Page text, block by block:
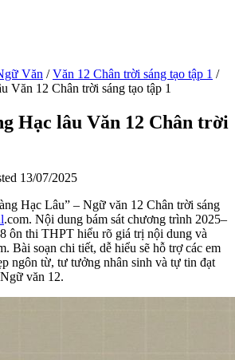
Văn / Văn 12 Chân trời sáng tạo tập 1 /
Văn 12 Chân trời sáng tạo tập 1
Hạc lâu Văn 12 Chân trời
13/07/2025
Hạc Lâu” – Ngữ văn 12 Chân trời sáng
.com. Nội dung bám sát chương trình 2025–
ôn thi THPT hiểu rõ giá trị nội dung và
Bài soạn chi tiết, dễ hiểu sẽ hỗ trợ các em
ngôn từ, tư tưởng nhân sinh và tự tin đạt
văn 12.